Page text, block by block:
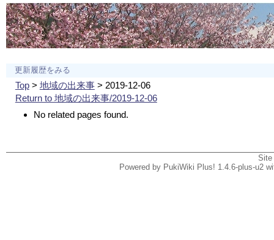
更新履歴をみる
Top> 地域の出来事> 2019-12-06
Return to 地域の出来事/2019-12-06
No related pages found.
Powered by PukiWiki Plus! 1.4.6-plus-u2